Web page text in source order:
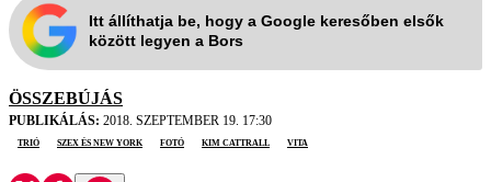
Itt állíthatja be, hogy a Google keresőben elsők
között legyen a Bors
ÖSSZEBÚJÁS
PUBLIKÁLÁS: 2018. SZEPTEMBER 19. 17:30
trió
Szex és New York fotó Kim Cattrall vita